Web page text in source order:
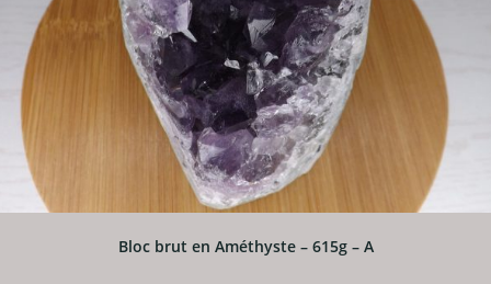
Bloc brut en Améthyste – 615g – A